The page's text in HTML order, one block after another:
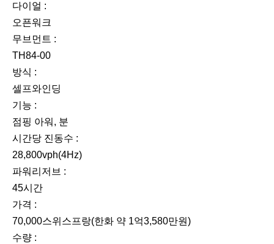
다이얼 :
오픈워크
무브먼트 :
TH84-00
방식 :
셀프와인딩
기능 :
점핑 아워, 분
시간당 진동수 :
28,800vph(4Hz)
파워리저브 :
45시간
가격 :
70,000스위스프랑(한화 약 1억3,580만원)
수량 :